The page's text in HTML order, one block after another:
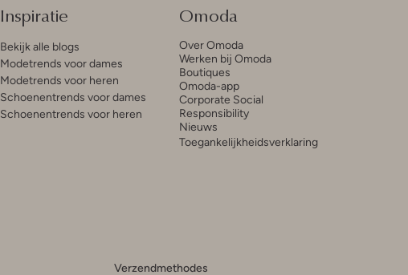
Inspiratie
Bekijk alle blogs
Modetrends voor dames
Modetrends voor heren
Schoenentrends voor dames
Schoenentrends voor heren
Omoda
Over Omoda
Werken bij Omoda
Boutiques
Omoda-app
Corporate Social
Responsibility
Nieuws
Toegankelijkheidsverklaring
Verzendmethodes